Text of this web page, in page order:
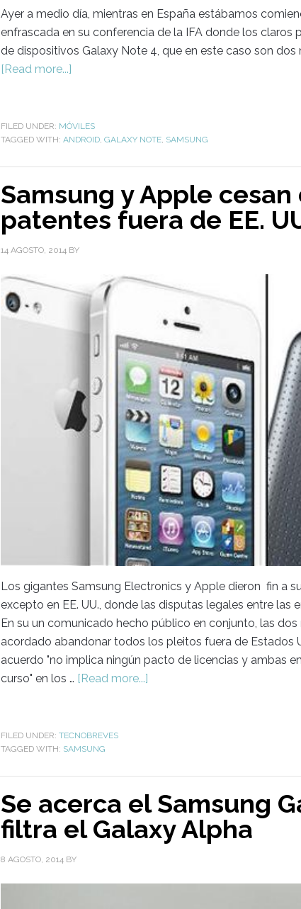
Ayer a medio día, mientras en España estábamos
enfrascada en su conferencia de la IFA donde los claros
de dispositivos Galaxy Note 4, que en este caso son
[Read more...]
FILED UNDER: MÓVILES
TAGGED WITH: ANDROID, GALAXY NOTE, SAMSUNG
Samsung y Apple
patentes fuera de EE.
14 AGOSTO, 2014 BY
Los gigantes Samsung Electronics y Apple dieron fin a
excepto en EE. UU., donde las disputas legales entre las
En su un comunicado hecho público en conjunto, las
acordado abandonar todos los pleitos fuera de Estados
acuerdo "no implica ningún pacto de licencias y ambas
curso" en los … [Read more...]
FILED UNDER: TECNOBREVES
TAGGED WITH: SAMSUNG
Se acerca el Samsung
filtra el Galaxy Alpha
8 AGOSTO, 2014 BY